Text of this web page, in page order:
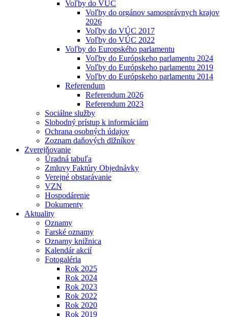
Voľby do VÚC
Voľby do orgánov samosprávnych krajov
2026
Voľby do VÚC 2017
Voľby do VÚC 2022
Voľby do Europského parlamentu
Voľby do Európskeho parlamentu 2024
Voľby do Európskeho parlamentu 2019
Voľby do Európskeho parlamentu 2014
Referendum
Referendum 2026
Referendum 2023
Sociálne služby
Slobodný prístup k informáciám
Ochrana osobných údajov
Zoznam daňových dlžníkov
Zverejňovanie
Úradná tabuľa
Zmluvy Faktúry Objednávky
Verejné obstarávanie
VZN
Hospodárenie
Dokumenty
Aktuality
Oznamy
Farské oznamy
Oznamy knižnica
Kalendár akcií
Fotogaléria
Rok 2025
Rok 2024
Rok 2023
Rok 2022
Rok 2020
Rok 2019